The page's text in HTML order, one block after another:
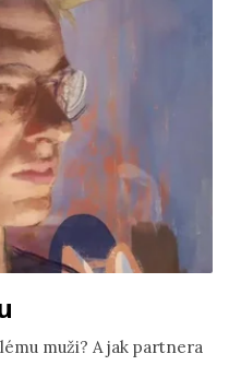
muži? A jak partnera